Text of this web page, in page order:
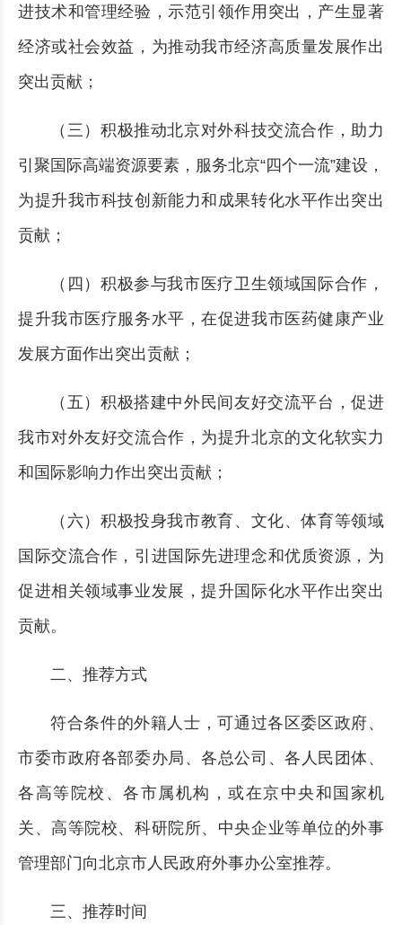
进技术和管理经验，示范引领作用突出，产生显著
经济或社会效益，为推动我市经济高质量发展作出
突出贡献；
（三）积极推动北京对外科技交流合作，助力
引聚国际高端资源要素，服务北京“四个一流”建设，
为提升我市科技创新能力和成果转化水平作出突出
贡献；
（四）积极参与我市医疗卫生领域国际合作，
提升我市医疗服务水平，在促进我市医药健康产业
发展方面作出突出贡献；
（五）积极搭建中外民间友好交流平台，促进
我市对外友好交流合作，为提升北京的文化软实力
和国际影响力作出突出贡献；
（六）积极投身我市教育、文化、体育等领域
国际交流合作，引进国际先进理念和优质资源，为
促进相关领域事业发展，提升国际化水平作出突出
贡献。
二、推荐方式
符合条件的外籍人士，可通过各区委区政府、
市委市政府各部委办局、各总公司、各人民团体、
各高等院校、各市属机构，或在京中央和国家机
关、高等院校、科研院所、中央企业等单位的外事
管理部门向北京市人民政府外事办公室推荐。
三、推荐时间